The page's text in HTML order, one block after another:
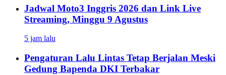
Jadwal Moto3 Inggris 2026 dan Link Live
Streaming, Minggu 9 Agustus
5 jam lalu
Pengaturan Lalu Lintas Tetap Berjalan Meski
Gedung Bapenda DKI Terbakar